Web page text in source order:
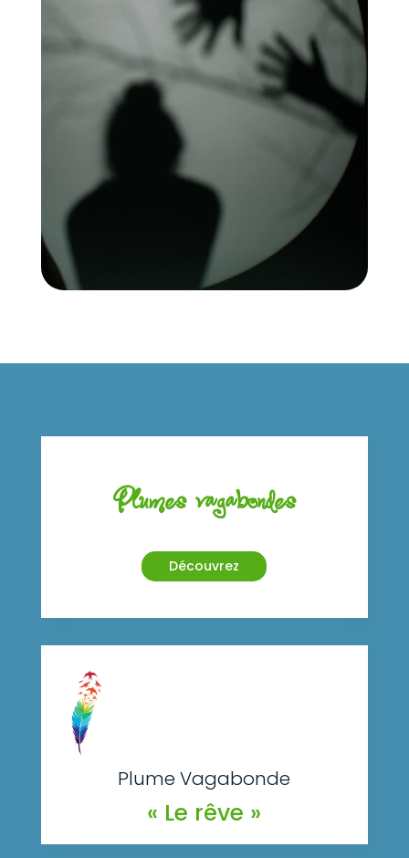
Plumes vagabondes
Découvrez
Plume Vagabonde
« Le rêve »